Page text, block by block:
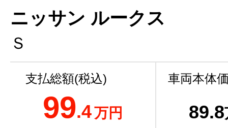
ニッサン ルークス
Ｓ
支払総額(税込)
99.4万円
車両本体
89.8